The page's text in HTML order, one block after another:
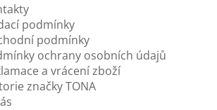
podmínky
podmínky
ochrany osobních údajů
a vrácení zboží
značky TONA